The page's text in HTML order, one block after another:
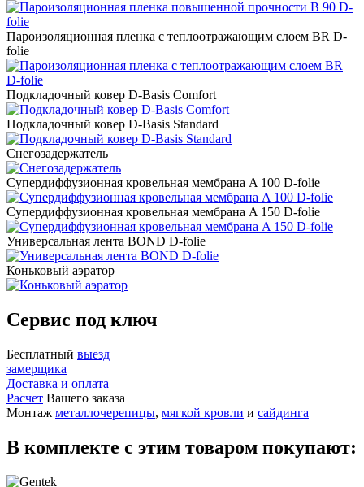
Пароизоляционная пленка с теплоотражающим слоем BR D-
folie
Подкладочный ковер D-Basis Comfort
Подкладочный ковер D-Basis Standard
Снегозадержатель
Супердиффузионная кровельная мембрана A 100 D-folie
Супердиффузионная кровельная мембрана A 150 D-folie
Универсальная лента BOND D-folie
Коньковый аэратор
Сервис под ключ
Бесплатный выезд
замерщика
Доставка и оплата
Расчет Вашего заказа
Монтаж металлочерепицы, мягкой кровли и сайдинга
В комплекте с этим товаром покупают: